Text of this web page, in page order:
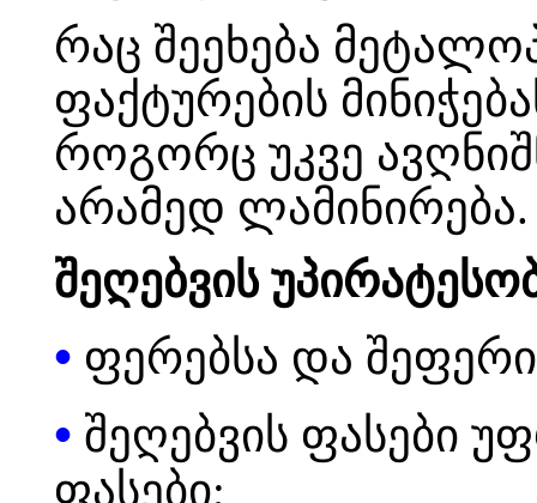
რაც შეეხება
ფაქტურების
როგორც უკვე
არამედ ლამინირება.
შეღებვის
• ფერებსა და
• შეღებვის ფასები
ფასები;